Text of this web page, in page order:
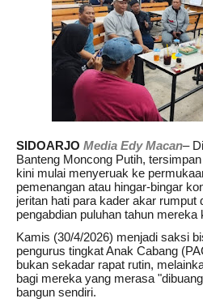
SIDOARJO Media Edy Macan–
Banteng Moncong Putih,
kini mulai menyeruak ke
pemenangan atau hingar-bingar
jeritan hati para kader akar rumput
pengabdian puluhan tahun mereka
Kamis (30/4/2026) menjadi saksi
pengurus tingkat Anak Cabang
bukan sekadar rapat rutin,
bagi mereka yang merasa
bangun sendiri.